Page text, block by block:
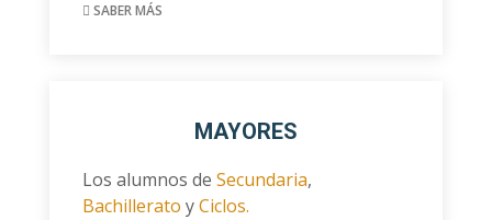
SABER MÁS
MAYORES
Los alumnos de Secundaria,
Bachillerato yCiclos.